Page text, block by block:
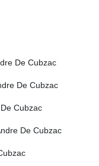
De Cubzac
De Cubzac
Cubzac
De Cubzac